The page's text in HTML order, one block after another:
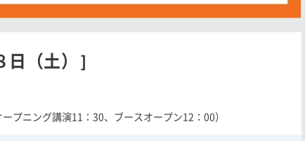
（土）］
プニング講演11：30、ブースオープン12：00）